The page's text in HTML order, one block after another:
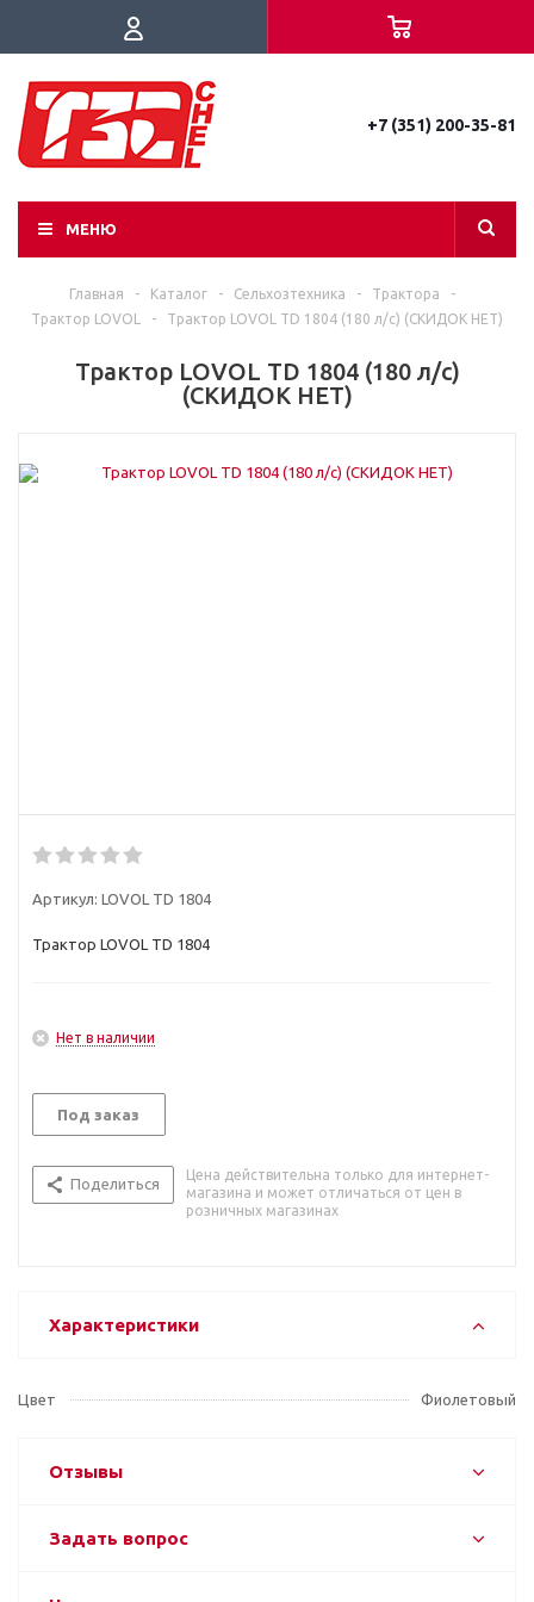
+7 (351) 200-35-81
МЕНЮ
Главная - Каталог - Сельхозтехника - Трактора
-
Трактор LOVOL
- Трактор LOVOL TD 1804 (180 л/c) (СКИДОК НЕТ)
Трактор LOVOL TD 1804 (180 л/c)
(СКИДОК НЕТ)
Артикул: LOVOL TD 1804
Трактор LOVOL TD 1804
Нет в наличии
Под заказ
Поделиться
Цена действительна только для интернет-
магазина и может отличаться от цен в
розничных магазинах
Характеристики
Цвет Фиолетовый
Отзывы
Задать вопрос